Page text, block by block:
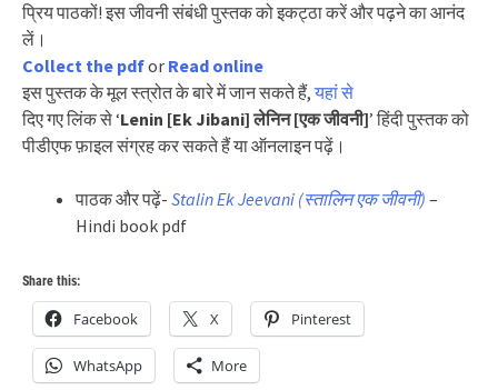
प्रिय पाठकों! इस जीवनी संबंधी पुस्तक को इकट्ठा करें और पढ़ने का आनंद
लें।
Collect the pdfor Read online
इस पुस्तक के मूल स्त्रोत के बारे में जान सकते हैं,यहां से
दिए गए लिंक से ‘Lenin [Ek Jibani] लेनिन [एक जीवनी]’ हिंदी पुस्तक को
पीडीएफ फ़ाइल संग्रह कर सकते हैं या ऑनलाइन पढ़ें।
पाठक और पढ़ें- Stalin Ek Jeevani (स्तालिन एक जीवनी) –
Hindi book pdf
Share this:
Facebook X Pinterest
WhatsApp More